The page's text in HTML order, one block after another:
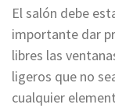
El salón debe
importante dar
libres las
ligeros que no
cualquier